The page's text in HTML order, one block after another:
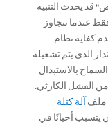
قد يحدث التنبيه
عندما تتجاوز
إلى عدم كفاية نظام
الذي يتم تشغيله
بالاستبدال
من الفشل الكارثي.
ملف آلة كتلة
أحيانًا في